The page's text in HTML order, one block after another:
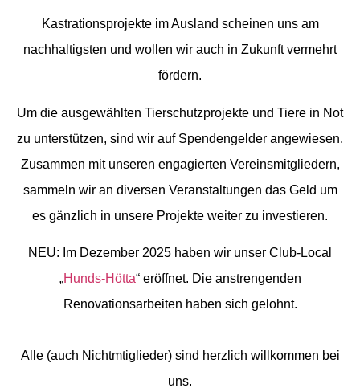
Kastrationsprojekte im Ausland scheinen uns am
nachhaltigsten und wollen wir auch in Zukunft vermehrt
fördern.
Um die ausgewählten Tierschutzprojekte und Tiere in Not
zu unterstützen, sind wir auf Spendengelder angewiesen.
Zusammen mit unseren engagierten Vereinsmitgliedern,
sammeln wir an diversen Veranstaltungen das Geld um
es gänzlich in unsere Projekte weiter zu investieren.
NEU: Im Dezember 2025 haben wir unser Club-Local
„Hunds-Hötta“ eröffnet. Die anstrengenden
Renovationsarbeiten haben sich gelohnt.
Alle (auch Nichtmtiglieder) sind herzlich willkommen bei
uns.